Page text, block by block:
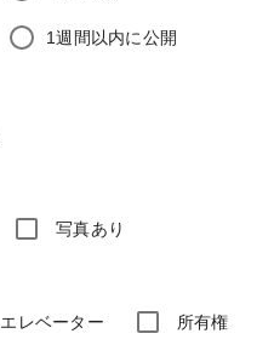
1週間以内に公開
写真あり
エレベーター 所有権